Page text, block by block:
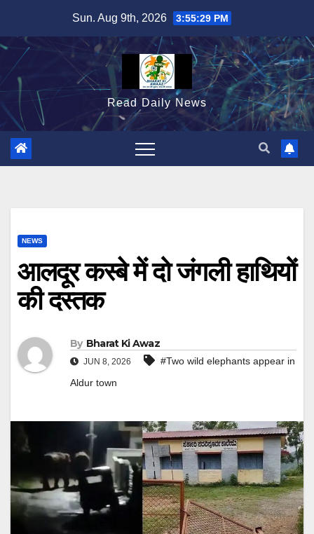
content
Sun. Aug 9th, 2026 3:55:30 PM
Read Daily News
NEWS
आलदूर कस्बे में दो जंगली हाथियों
की दस्तक
By Bharat Ki Awaz
JUN 8, 2026
#Two wild elephants appear in
Aldur town